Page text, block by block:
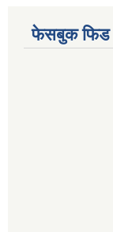
फेसबुक फिड